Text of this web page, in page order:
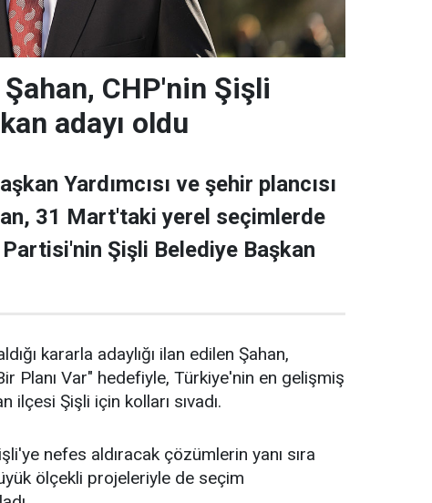
CHP'nin Şişli
adayı oldu
Yardımcısı ve şehir plancısı
31 Mart'taki yerel seçimlerde
Şişli Belediye Başkan
kararla adaylığı ilan edilen Şahan,
Planı Var" hedefiyle, Türkiye'nin en gelişmiş
ilçesi Şişli için kolları sıvadı.
nefes aldıracak çözümlerin yanı sıra
ölçekli projeleriyle de seçim